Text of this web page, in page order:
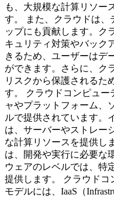
も、大規模な計算リソー
す。 また、クラウドは、
ップにも貢献します。ク
キュリティ対策やバック
きるため、ユーザーはデ
ができます。さらに、ク
リスクから保護されるた
す。 クラウドコンピュー
ャやプラットフォーム、
ルで提供されています。
は、サーバーやストレー
な計算リソースを提供し
は、開発や実行に必要な
ウェアのレベルでは、特
提供します。 クラウドコ
モデルには、IaaS（